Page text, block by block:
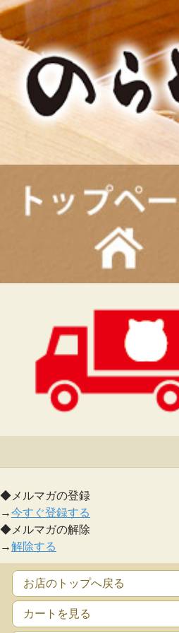
◆メルマガの登録
→今すぐ登録する
◆メルマガの解除
→解除する
お店のトップへ戻る
カートを見る